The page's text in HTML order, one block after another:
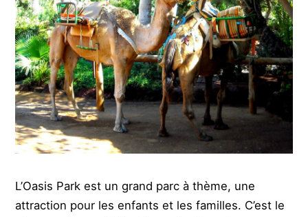
L’Oasis Park est un grand parc à thème, une
attraction pour les enfants et les familles. C’est le